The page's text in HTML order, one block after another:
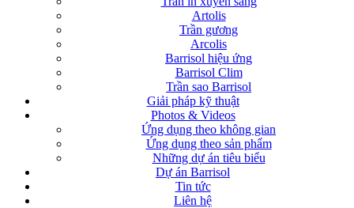
Artolis
Trần gương
Arcolis
Barrisol hiệu ứng
Barrisol Clim
Trần sao Barrisol
Giải pháp kỹ thuật
Photos & Videos
Ứng dụng theo không gian
Ứng dụng theo sản phẩm
Những dự án tiêu biểu
Dự án Barrisol
Tin tức
Liên hệ